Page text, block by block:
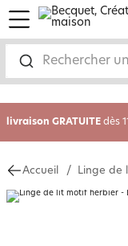
Rechercher
menu
-35% sur votre commande
achetés
Accueil Linge de